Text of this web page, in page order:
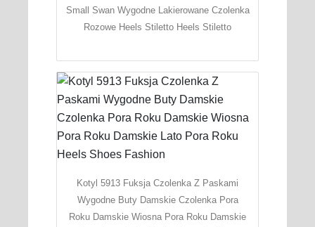
Small Swan Wygodne Lakierowane Czolenka
Rozowe Heels Stiletto Heels Stiletto
Kotyl 5913 Fuksja Czolenka Z Paskami
Wygodne Buty Damskie Czolenka Pora
Roku Damskie Wiosna Pora Roku Damskie